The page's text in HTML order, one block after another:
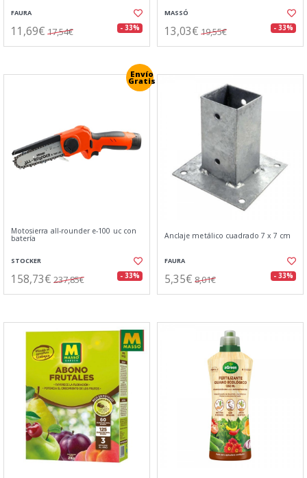
FAURA
11,69€ 17,54€ - 33%
MASSÓ
13,03€ 19,55€ - 33%
Envío
Gratis
Motosierra all-rounder e-100 uc con
batería
STOCKER
158,73€ 237,85€ - 33%
Anclaje metálico cuadrado 7 x 7 cm
FAURA
5,35€ 8,01€ - 33%